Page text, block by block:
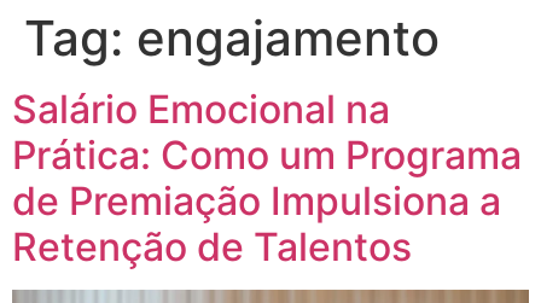
Tag: engajamento
Salário Emocional na
Prática: Como um Programa
de Premiação Impulsiona a
Retenção de Talentos